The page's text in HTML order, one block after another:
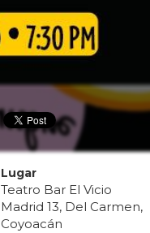
Lugar
Teatro Bar El Vicio
Madrid 13, Del Carmen,
Coyoacán